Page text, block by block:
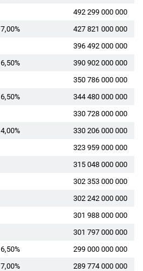
492 299 000 000
7,00%
427 821 000 000
396 492 000 000
6,50%
390 902 000 000
350 786 000 000
6,50%
344 480 000 000
330 728 000 000
4,00%
330 206 000 000
323 959 000 000
315 048 000 000
302 353 000 000
302 242 000 000
301 988 000 000
301 797 000 000
6,50%
299 000 000 000
7,00%
289 774 000 000